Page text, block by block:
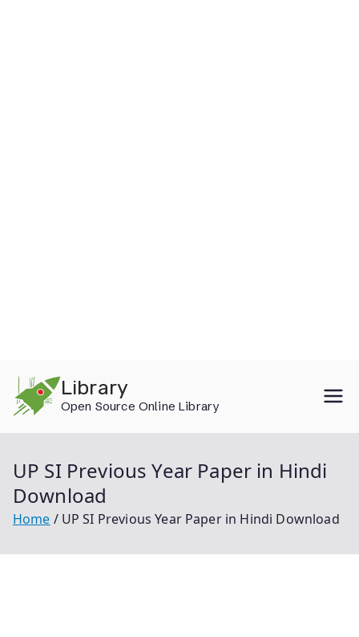
content
Library
Open Source Online Library
UP SI Previous Year Paper in Hindi
Download
Home UP SI Previous Year Paper in Hindi Download